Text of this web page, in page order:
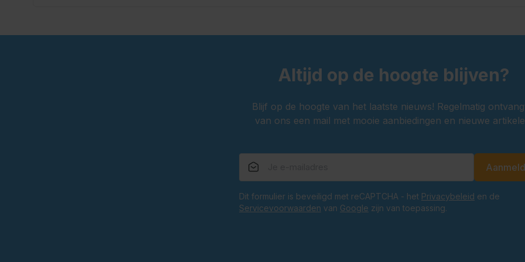
Altijd op de hoogte blijven?
Blijf op de hoogte van het laatste nieuws! Regelmatig
van ons een mail met mooie aanbiedingen en nieuwe
Dit formulier is beveiligd met reCAPTCHA - het Privacybeleid en de
Servicevoorwaarden van Google zijn van toepassing.